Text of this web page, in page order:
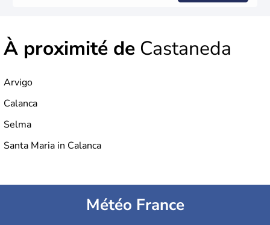
À proximité de Castaneda
Arvigo
Calanca
Selma
Santa Maria in Calanca
Météo France